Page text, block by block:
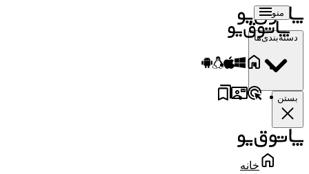
منو
دسته‌بندی‌ها
بستن
خانه